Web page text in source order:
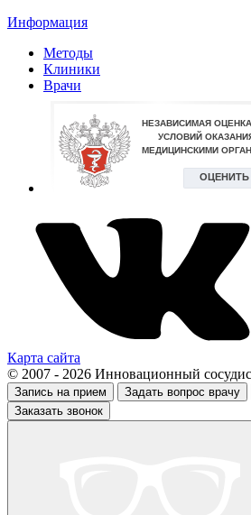
Информация
Методы
Клиники
Врачи
Карта сайта
© 2007 - 2026 Инновационный
Запись на прием Задать вопрос врачу
Заказать звонок